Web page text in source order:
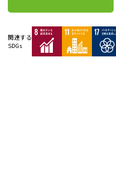
関連する
SDGs